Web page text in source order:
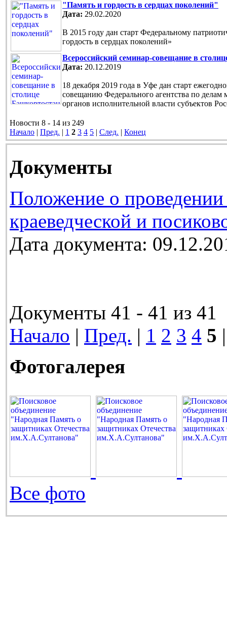
"Память и гордость в сердцах поколений"
Дата: 29.02.2020
В 2015 году дан старт Федеральному
гордость в сердцах поколений»
Всероссийский семинар-совещание в
Дата: 20.12.2019
18 декабря 2019 года в Уфе дан старт
совещанию Федерального агентства по делам
органов исполнительной власти субъектов
Новости 8 - 14 из 249
Начало | Пред. | 1 2 3 4 5 | След. | Конец
Документы
Положение о проведении
краеведческой и
Дата документа:
Документы 41 - 41 из 41
Начало | Пред. | 1 2 3 4 5
Фотогалерея
Все фото